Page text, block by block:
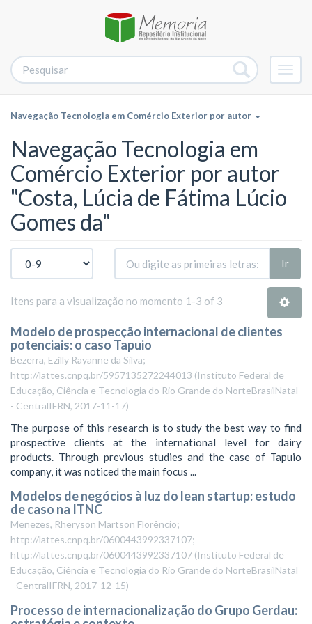
Navegação Tecnologia em Comércio Exterior por autor
Navegação Tecnologia em
Comércio Exterior por autor
"Costa, Lúcia de Fátima Lúcio
Gomes da"
Ir
Itens para a visualização no momento 1-3 of 3
Modelo de prospecção internacional de clientes
potenciais: o caso Tapuio
Bezerra, Ezilly Rayanne da Silva;
http://lattes.cnpq.br/5957135272244013 (Instituto Federal de
Educação, Ciência e Tecnologia do Rio Grande do NorteBrasilNatal
- CentralIFRN, 2017-11-17)
The purpose of this research is to study the best way to find
prospective clients at the international level for dairy
products. Through previous studies and the case of Tapuio
company, it was noticed the main focus ...
Modelos de negócios à luz do lean startup: estudo
de caso na ITNC
Menezes, Rheryson Martson Florêncio;
http://lattes.cnpq.br/0600443992337107;
http://lattes.cnpq.br/0600443992337107 (Instituto Federal de
Educação, Ciência e Tecnologia do Rio Grande do NorteBrasilNatal
- CentralIFRN, 2017-12-15)
Processo de internacionalização do Grupo Gerdau: